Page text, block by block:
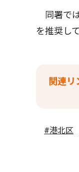
同署で
を推奨し
関連リ
#港北区